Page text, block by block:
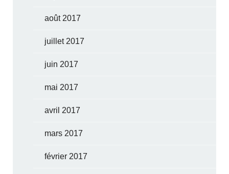
août 2017
juillet 2017
juin 2017
mai 2017
avril 2017
mars 2017
février 2017